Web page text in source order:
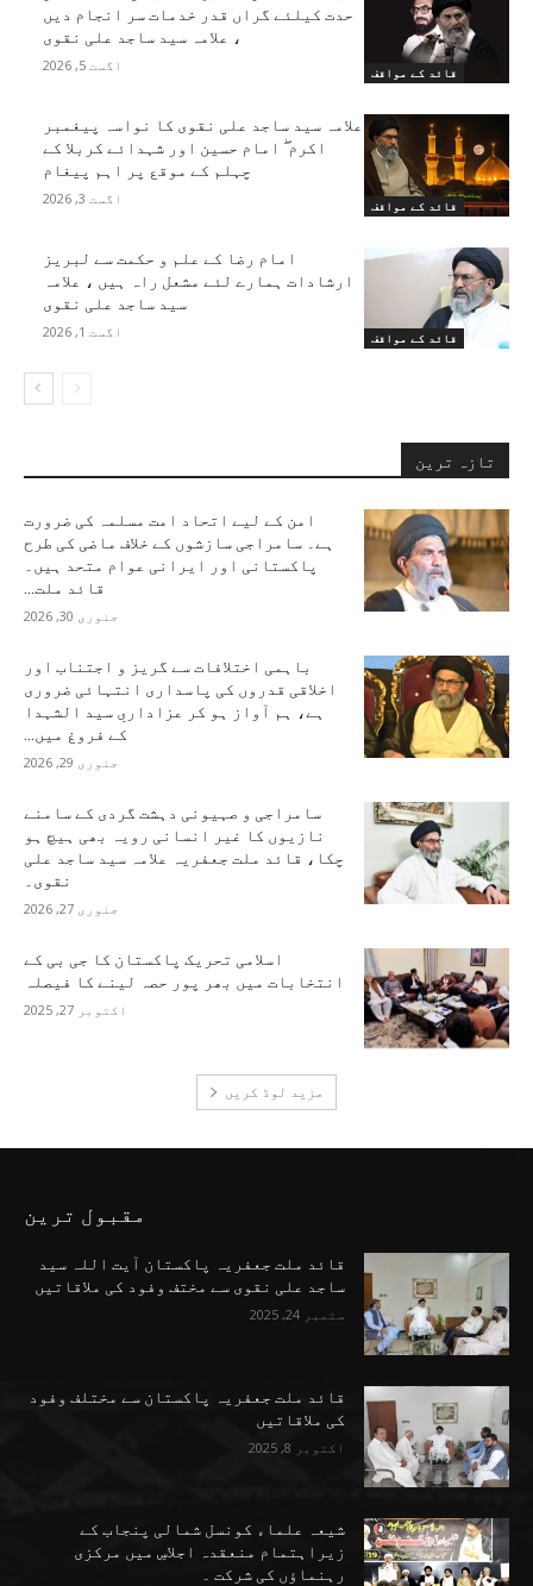
قائد کے مواقف
حدت کیلئے گراں قدر خدمات سر انجام دیں
، علامہ سید ساجد علی نقوی
اگست 5, 2026
قائد کے مواقف
علامہ سید ساجد علی نقوی کا نواسہ پیغمبر
اکرم ۖ امام حسین اور شہدائے کربلا کے
چہلم کے موقع پر اہم پیغام
اگست 3, 2026
قائد کے مواقف
امام رضا کے علم و حکمت سے لبریز
ارشادات ہمارے لئے مشعل راہ ہیں ، علامہ
سید ساجد علی نقوی
اگست 1, 2026
تازہ ترین
امن کے لیے اتحاد امت مسلمہ کی ضرورت
ہے۔ سامراجی سازشوں کے خلاف ماضی کی طرح
پاکستانی اور ایرانی عوام متحد ہیں۔
قائد ملت...
جنوری 30, 2026
باہمی اختلافات سے گریز و اجتناب اور
اخلاقی قدروں کی پاسداری انتہائی ضروری
ہے، ہم آواز ہو کر عزاداریِ سید الشہدا
کے فروغ میں...
جنوری 29, 2026
سامراجی و صہیونی دہشت گردی کے سامنے
نازیوں کا غیر انسانی رویہ بھی ہیچ ہو
چکا، قائد ملت جعفریہ علامہ سید ساجد علی
نقوی۔
جنوری 27, 2026
اسلامی تحریک پاکستان کا جی بی کے
انتخابات میں بھر پور حصہ لینے کا فیصلہ
اکتوبر 27, 2025
مزید لوڈ کریں
مقبول ترین
قائد ملت جعفریہ پاکستان آیت اللہ سید
ساجد علی نقوی سے مختف وفود کی ملاقاتیں
ستمبر 24, 2025
قائد ملت جعفریہ پاکستان سے مختلف وفود
کی ملاقاتیں
اکتوبر 8, 2025
شیعہ علماء کونسل شمالی پنجاب کے
زیراہتمام منعقدہ اجلاسِ میں مرکزی
رہنماؤں کی شرکت ۔